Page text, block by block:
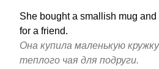
She bought a smallish mug
for a friend.
Она купила маленькую
теплого чая для подруги.